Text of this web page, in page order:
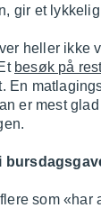
gir et
heller ikke
besøk på
En
er mest
som «har